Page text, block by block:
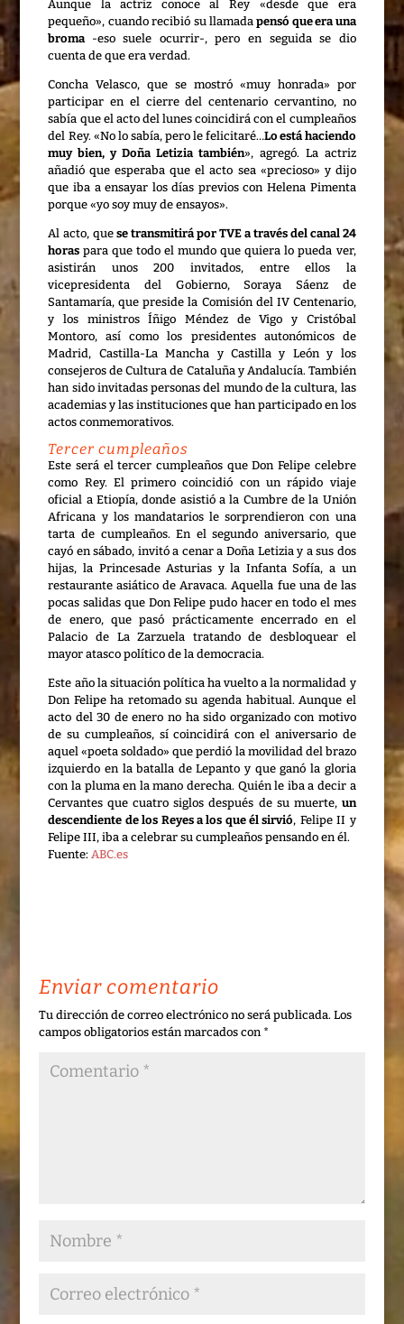
Aunque la actriz conoce al Rey «desde que era
pequeño», cuando recibió su llamadapensó que era una
broma -eso suele ocurrir-, pero en seguida se dio
cuenta de que era verdad.
Concha Velasco, que se mostró «muy honrada» por
participar en el cierre del centenario cervantino, no
sabía que el acto del lunes coincidirá con el cumpleaños
del Rey. «No lo sabía, pero le felicitaré…Lo está haciendo
muy bien, y Doña Letizia también», agregó. La actriz
añadió que esperaba que el acto sea «precioso» y dijo
que iba a ensayar los días previos con Helena Pimenta
porque «yo soy muy de ensayos».
Al acto, que se transmitirá por TVE a través del canal 24
horas para que todo el mundo que quiera lo pueda ver,
asistirán unos 200 invitados, entre ellos la
vicepresidenta del Gobierno, Soraya Sáenz de
Santamaría, que preside la Comisión del IV Centenario,
y los ministros Íñigo Méndez de Vigo y Cristóbal
Montoro, así como los presidentes autonómicos de
Madrid, Castilla-La Mancha y Castilla y León y los
consejeros de Cultura de Cataluña y Andalucía. También
han sido invitadas personas del mundo de la cultura, las
academias y las instituciones que han participado en los
actos conmemorativos.
Tercer cumpleaños
Este será el tercer cumpleaños que Don Felipe celebre
como Rey. El primero coincidió con un rápido viaje
oficial a Etiopía, donde asistió a la Cumbre de la Unión
Africana y los mandatarios le sorprendieron con una
tarta de cumpleaños. En el segundo aniversario, que
cayó en sábado, invitó a cenar a Doña Letizia y a sus dos
hijas, la Princesade Asturias y la Infanta Sofía, a un
restaurante asiático de Aravaca. Aquella fue una de las
pocas salidas que Don Felipe pudo hacer en todo el mes
de enero, que pasó prácticamente encerrado en el
Palacio de La Zarzuela tratando de desbloquear el
mayor atasco político de la democracia.
Este año la situación política ha vuelto a la normalidad y
Don Felipe ha retomado su agenda habitual. Aunque el
acto del 30 de enero no ha sido organizado con motivo
de su cumpleaños, sí coincidirá con el aniversario de
aquel «poeta soldado» que perdió la movilidad del brazo
izquierdo en la batalla de Lepanto y que ganó la gloria
con la pluma en la mano derecha. Quién le iba a decir a
Cervantes que cuatro siglos después de su muerte, un
descendiente de los Reyes a los que él sirvió, Felipe II y
Felipe III, iba a celebrar su cumpleaños pensando en él.
Fuente: ABC.es
Enviar comentario
Tu dirección de correo electrónico no será publicada. Los
campos obligatorios están marcados con *